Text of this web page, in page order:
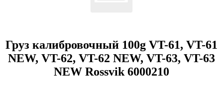
Груз калибровочный 100g VT-61, VT-61
NEW, VT-62, VT-62 NEW, VT-63, VT-63
NEW Rossvik 6000210